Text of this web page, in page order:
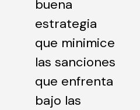
buena
estrategia
que minimice
las sanciones
que enfrenta
bajo las